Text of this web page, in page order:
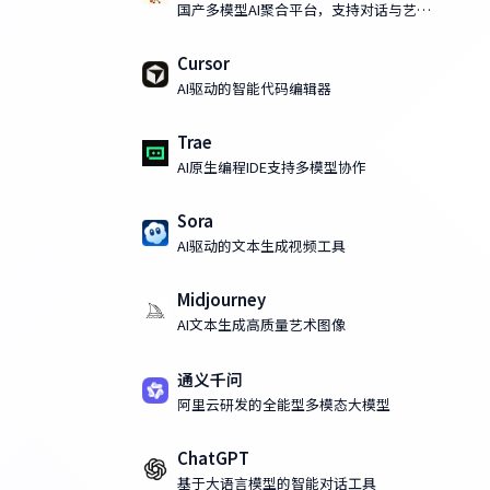
国产多模型AI聚合平台，支持对话与艺术
Cursor
AI驱动的智能代码编辑器
Trae
AI原生编程IDE支持多模型协作
Sora
AI驱动的文本生成视频工具
Midjourney
AI文本生成高质量艺术图像
通义千问
阿里云研发的全能型多模态大模型
ChatGPT
基于大语言模型的智能对话工具